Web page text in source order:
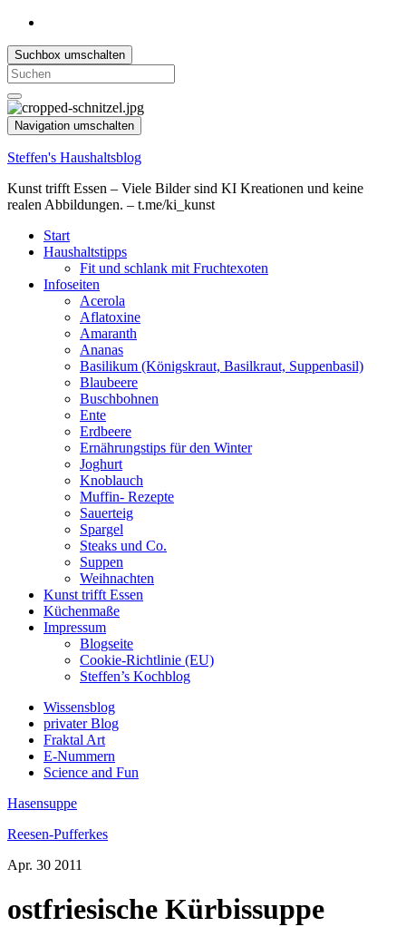
Suchbox umschalten
Search
for:
Navigation umschalten
Steffen's Haushaltsblog
Kunst trifft Essen – Viele Bilder sind KI Kreationen und keine
realen Abbildungen. – t.me/ki_kunst
Start
Haushaltstipps
Fit und schlank mit Fruchtexoten
Infoseiten
Acerola
Aflatoxine
Amaranth
Ananas
Basilikum (Königskraut, Basilkraut, Suppenbasil)
Blaubeere
Buschbohnen
Ente
Erdbeere
Ernährungstips für den Winter
Joghurt
Knoblauch
Muffin- Rezepte
Sauerteig
Spargel
Steaks und Co.
Suppen
Weihnachten
Kunst trifft Essen
Küchenmaße
Impressum
Blogseite
Cookie-Richtlinie (EU)
Steffen’s Kochblog
Wissensblog
privater Blog
Fraktal Art
E-Nummern
Science and Fun
Hasensuppe
Reesen-Pufferkes
Apr. 30 2011
ostfriesische Kürbissuppe